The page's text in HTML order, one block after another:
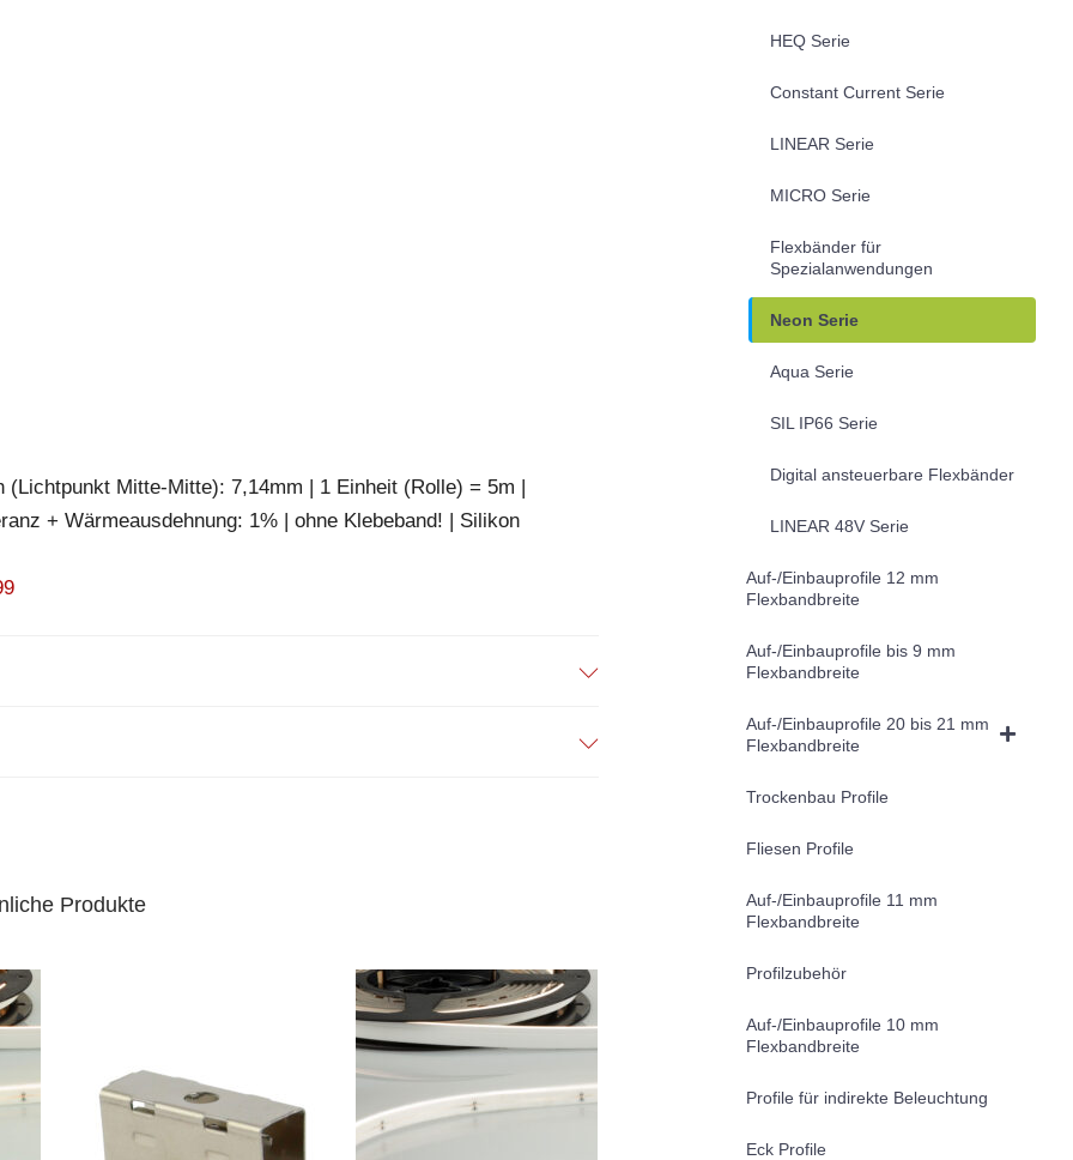
Mitte-Mitte): 7,14mm | 1 Einheit (Rolle) = 5m |
+ Wärmeausdehnung: 1% | ohne Klebeband! | Silikon
Produkte
HEQ Serie
Constant Current Serie
LINEAR Serie
MICRO Serie
Flexbänder für
Spezialanwendungen
Neon Serie
Aqua Serie
SIL IP66 Serie
Digital ansteuerbare Flexbänder
LINEAR 48V Serie
Auf-/Einbauprofile 12 mm
Flexbandbreite
Auf-/Einbauprofile bis 9 mm
Flexbandbreite
Auf-/Einbauprofile 20 bis 21 mm
Flexbandbreite
Trockenbau Profile
Fliesen Profile
Auf-/Einbauprofile 11 mm
Flexbandbreite
Profilzubehör
Auf-/Einbauprofile 10 mm
Flexbandbreite
Profile für indirekte Beleuchtung
Eck Profile